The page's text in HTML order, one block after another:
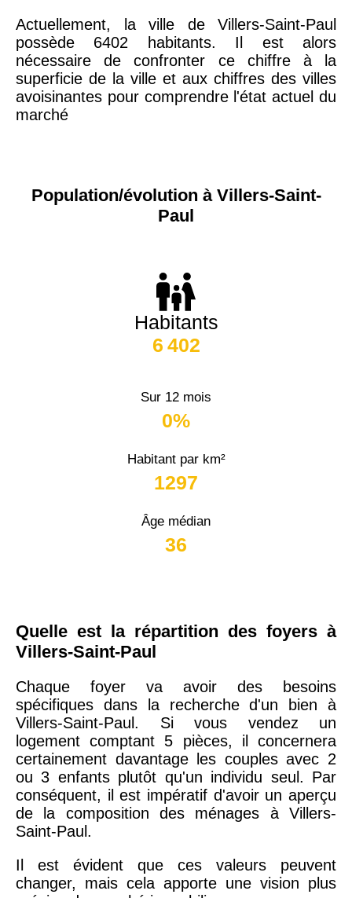
Actuellement, la ville de Villers-Saint-Paul
possède 6402 habitants. Il est alors
nécessaire de confronter ce chiffre à la
superficie de la ville et aux chiffres des villes
avoisinantes pour comprendre l'état actuel du
marché
Population/évolution à Villers-Saint-
Paul
Habitants
6 402
Sur 12 mois
0%
Habitant par km²
1297
Âge médian
36
Quelle est la répartition des foyers à
Villers-Saint-Paul
Chaque foyer va avoir des besoins
spécifiques dans la recherche d'un bien à
Villers-Saint-Paul. Si vous vendez un
logement comptant 5 pièces, il concernera
certainement davantage les couples avec 2
ou 3 enfants plutôt qu'un individu seul. Par
conséquent, il est impératif d'avoir un aperçu
de la composition des ménages à Villers-
Saint-Paul.
Il est évident que ces valeurs peuvent
changer, mais cela apporte une vision plus